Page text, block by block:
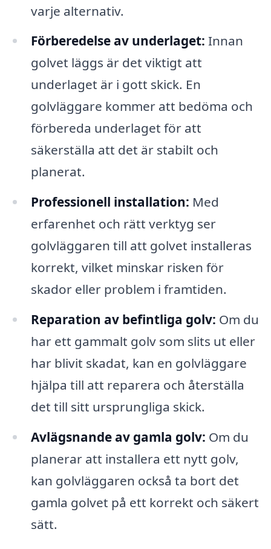
varje alternativ.
Förberedelse av underlaget: Innan
golvet läggs är det viktigt att
underlaget är i gott skick. En
golvläggare kommer att bedöma och
förbereda underlaget för att
säkerställa att det är stabilt och
planerat.
Professionell installation: Med
erfarenhet och rätt verktyg ser
golvläggaren till att golvet installeras
korrekt, vilket minskar risken för
skador eller problem i framtiden.
Reparation av befintliga golv: Om du
har ett gammalt golv som slits ut eller
har blivit skadat, kan en golvläggare
hjälpa till att reparera och återställa
det till sitt ursprungliga skick.
Avlägsnande av gamla golv: Om du
planerar att installera ett nytt golv,
kan golvläggaren också ta bort det
gamla golvet på ett korrekt och säkert
sätt.